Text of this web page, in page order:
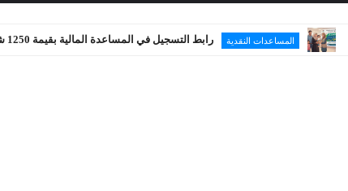
المساعدات النقدية رابط التسجيل في المساعدة المالية بقيمة 1250 شيكل